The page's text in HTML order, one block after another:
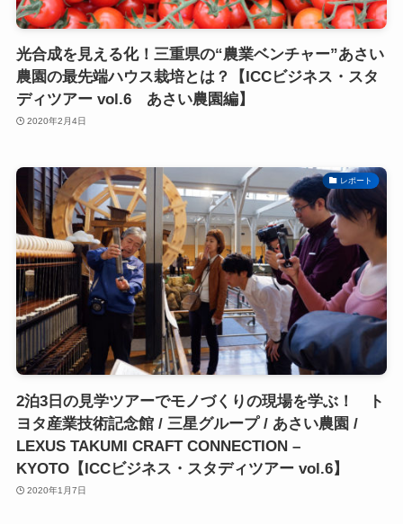
光合成を見える化！三重県の“農業ベンチャー”あさい
農園の最先端ハウス栽培とは？【ICCビジネス・スタ
ディツアー vol.6 あさい農園編】
2020年2月4日
レポート
2泊3日の見学ツアーでモノづくりの現場を学ぶ！ ト
ヨタ産業技術記念館 / 三星グループ / あさい農園 /
LEXUS TAKUMI CRAFT CONNECTION –
KYOTO【ICCビジネス・スタディツアー vol.6】
2020年1月7日